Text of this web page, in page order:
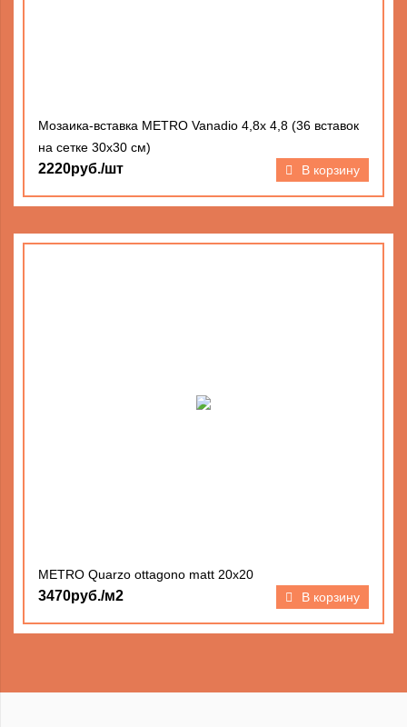
Мозаика-вставка METRO Vanadio 4,8х 4,8 (36 вставок
на сетке 30х30 см)
2220руб./шт В корзину
METRO Quarzo ottagono matt 20х20
3470руб./м2 В корзину